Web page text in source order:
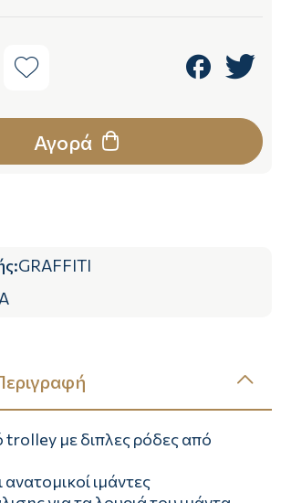
Αγορά
:GRAFFITI
με διπλες ρόδες από
ιμάντες